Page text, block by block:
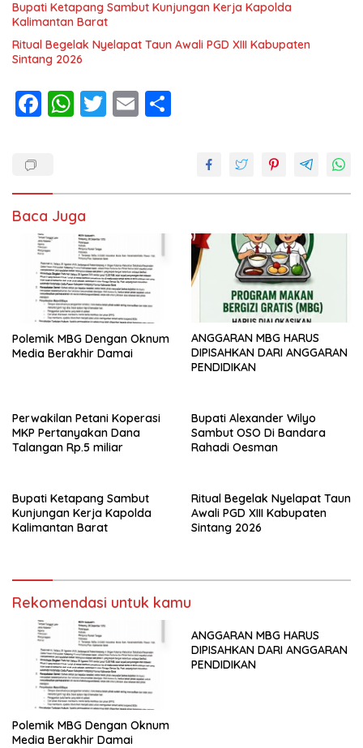
Bupati Ketapang Sambut Kunjungan Kerja Kapolda
Kalimantan Barat
Ritual Begelak Nyelapat Taun Awali PGD XIII Kabupaten
Sintang 2026
F
o
o
k
W
A
p
p
T E
Baca Juga
Polemik MBG Dengan Oknum
Media Berakhir Damai
ANGGARAN MBG HARUS
DIPISAHKAN DARI ANGGARAN
PENDIDIKAN
Perwakilan Petani Koperasi
MKP Pertanyakan Dana
Talangan Rp.5 miliar
Bupati Alexander Wilyo
Sambut OSO Di Bandara
Rahadi Oesman
Bupati Ketapang Sambut
Kunjungan Kerja Kapolda
Kalimantan Barat
Ritual Begelak Nyelapat Taun
Awali PGD XIII Kabupaten
Sintang 2026
Rekomendasi untuk kamu
Polemik MBG Dengan Oknum
Media Berakhir Damai
ANGGARAN MBG HARUS
DIPISAHKAN DARI ANGGARAN
PENDIDIKAN